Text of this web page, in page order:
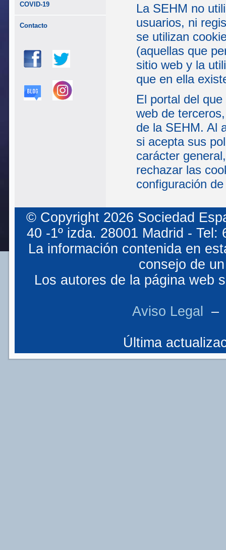
COVID-19
Contacto
La SEHM no
usuarios, ni
se utilizan
(aquellas que
sitio web y la
que en ella
El portal del
web de
de la SEHM. Al
si acepta sus
carácter
rechazar las
configuración
© Copyright 2026 Sociedad
40 -1º izda. 28001 Madrid -
La información contenida en
consejo de
Los autores de la página web
Aviso Legal
Última